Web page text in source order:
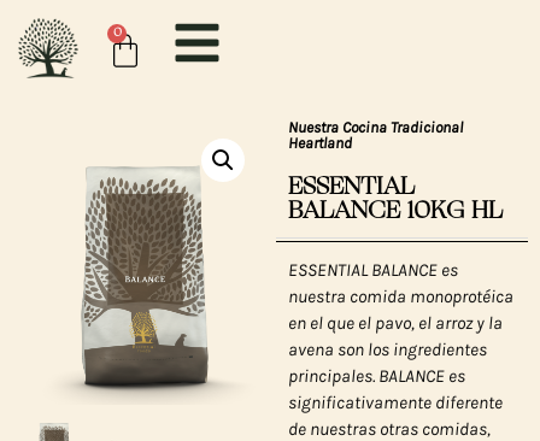
0
Nuestra Cocina Tradicional
Heartland
ESSENTIAL
BALANCE 10KG HL
ESSENTIAL BALANCE es
nuestra comida monoprotéica
en el que el pavo, el arroz y la
avena son los ingredientes
principales. BALANCE es
significativamente diferente
de nuestras otras comidas,